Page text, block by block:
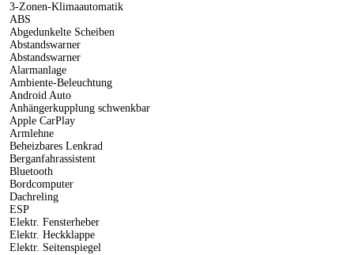
3-Zonen-Klimaautomatik
ABS
Abgedunkelte Scheiben
Abstandswarner
Abstandswarner
Alarmanlage
Ambiente-Beleuchtung
Android Auto
Anhängerkupplung schwenkbar
Apple CarPlay
Armlehne
Beheizbares Lenkrad
Berganfahrassistent
Bluetooth
Bordcomputer
Dachreling
ESP
Elektr. Fensterheber
Elektr. Heckklappe
Elektr. Seitenspiegel